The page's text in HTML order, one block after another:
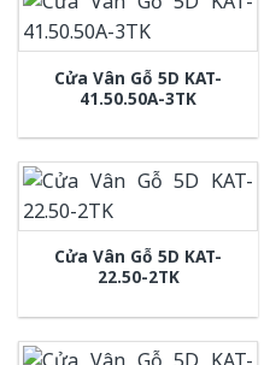
Cửa Vân Gỗ 5D KAT-
41.50.50A-3TK
Cửa Vân Gỗ 5D KAT-
22.50-2TK